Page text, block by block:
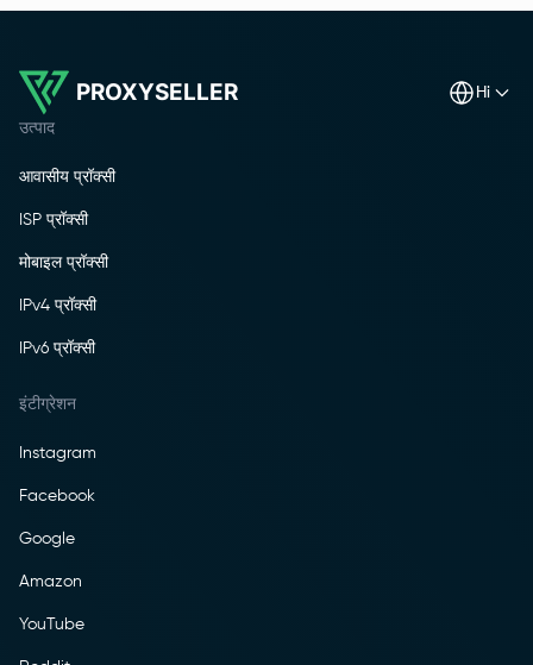
PROXYSELLER hi
उत्पाद
आवासीय प्रॉक्सी
ISP प्रॉक्सी
मोबाइल प्रॉक्सी
IPv4 प्रॉक्सी
IPv6 प्रॉक्सी
इंटीग्रेशन
Instagram
Facebook
Google
Amazon
YouTube